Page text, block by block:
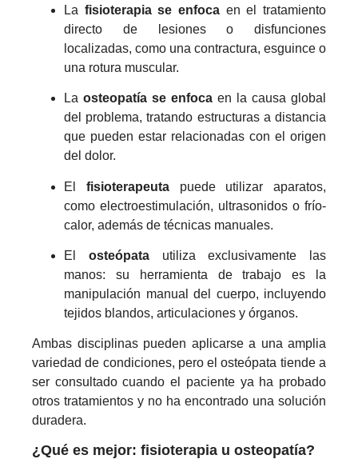
La fisioterapia se enfoca en el tratamiento
directo de lesiones o disfunciones
localizadas, como una contractura, esguince o
una rotura muscular.
La osteopatía se enfoca en la causa global
del problema, tratando estructuras a distancia
que pueden estar relacionadas con el origen
del dolor.
El fisioterapeutapuede utilizar aparatos,
como electroestimulación, ultrasonidos o frío-
calor, además de técnicas manuales.
El osteópatautiliza exclusivamente las
manos: su herramienta de trabajo es la
manipulación manual del cuerpo, incluyendo
tejidos blandos, articulaciones y órganos.
Ambas disciplinas pueden aplicarse a una amplia
variedad de condiciones, pero el osteópata tiende a
ser consultado cuando el paciente ya ha probado
otros tratamientos y no ha encontrado una solución
duradera.
¿Qué es mejor: fisioterapia u osteopatía?